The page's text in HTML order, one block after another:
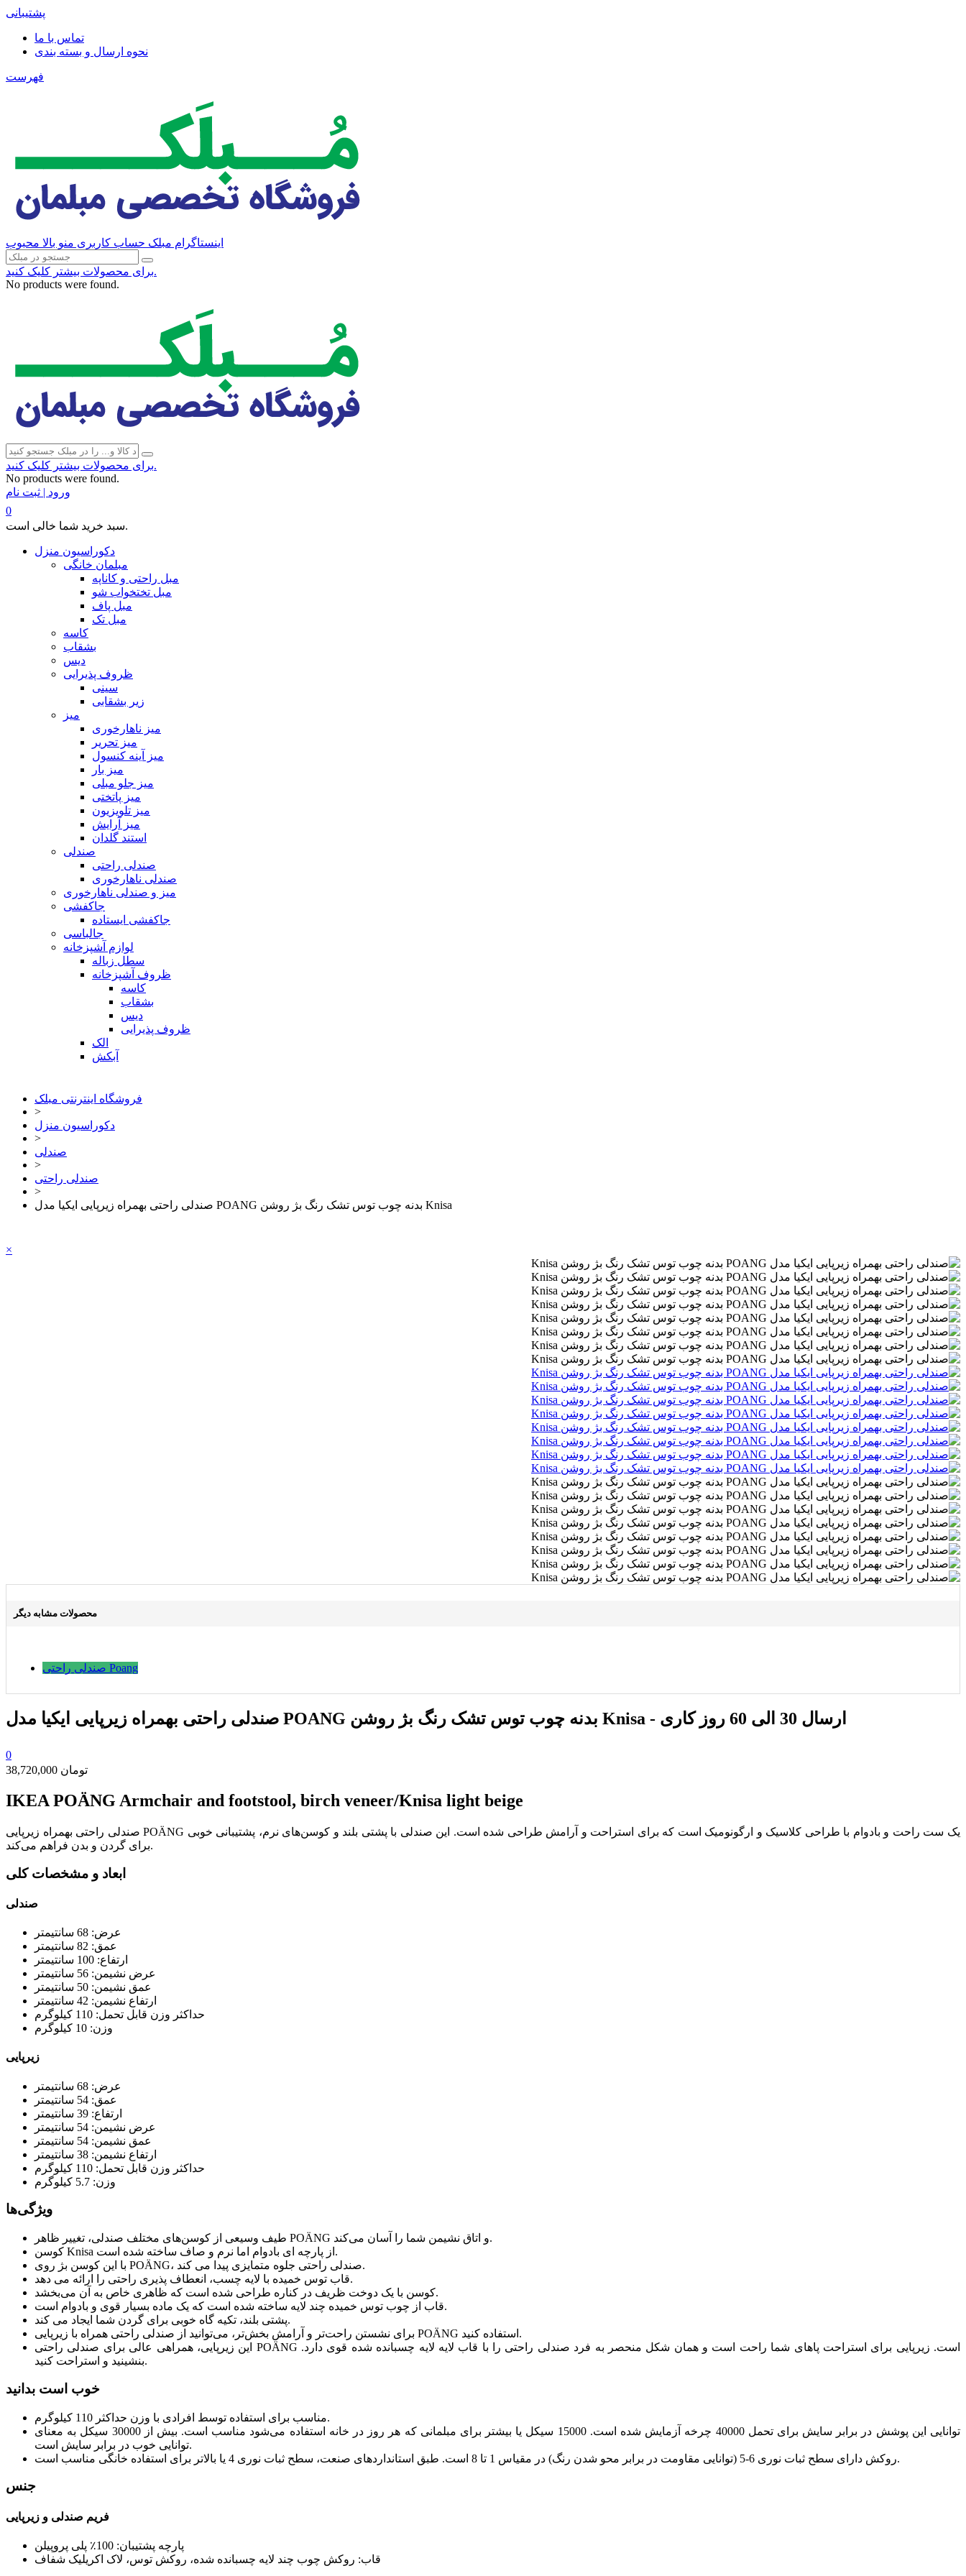
پشتیبانی
تماس با ما
نحوه ارسال و بسته بندی
فهرست
اینستاگرام مبلک حساب کاربری منو بالا محبوب
برای محصولات بیشتر کلیک کنید.
No products were found.
برای محصولات بیشتر کلیک کنید.
No products were found.
ورود | ثبت نام
0
سبد خرید شما خالی است.
دکوراسیون منزل
مبلمان خانگی
مبل راحتی و کاناپه
مبل تختخواب شو
مبل پاف
مبل تک
کاسه
بشقاب
دیس
ظروف پذیرایی
سینی
زیر بشقابی
میز
میز ناهارخوری
میز تحریر
میز آینه کنسول
میز بار
میز جلو مبلی
میز پاتختی
میز تلویزیون
میز آرایش
استند گلدان
صندلی
صندلی راحتی
صندلی ناهارخوری
میز و صندلی ناهارخوری
جاکفشی
جاکفشی ایستاده
جالباسی
لوازم آشپزخانه
سطل زباله
ظروف آشپزخانه
کاسه
بشقاب
دیس
ظروف پذیرایی
الک
آبکش
فروشگاه اینترنتی مبلک
>
دکوراسیون منزل
>
صندلی
>
صندلی راحتی
>
صندلی راحتی بهمراه زیرپایی ایکیا مدل POANG بدنه چوب توس تشک رنگ بژ روشن Knisa
×
محصولات مشابه دیگر
صندلی راحتی Poang
صندلی راحتی بهمراه زیرپایی ایکیا مدل POANG بدنه چوب توس تشک رنگ بژ روشن Knisa - ارسال 30 الی 60 روز کاری
0
38,720,000 تومان
IKEA POÄNG Armchair and footstool, birch veneer/Knisa light beige
صندلی راحتی بهمراه زیرپایی POÄNG یک ست راحت و بادوام با طراحی کلاسیک و ارگونومیک است که برای استراحت و آرامش طراحی شده است. این صندلی با پشتی بلند و کوسن‌های نرم، پشتیبانی خوبی
برای گردن و بدن فراهم می‌کند.
ابعاد و مشخصات کلی
صندلی
عرض: 68 سانتیمتر
عمق: 82 سانتیمتر
ارتفاع: 100 سانتیمتر
عرض نشیمن: 56 سانتیمتر
عمق نشیمن: 50 سانتیمتر
ارتفاع نشیمن: 42 سانتیمتر
حداکثر وزن قابل تحمل: 110 کیلوگرم
وزن: 10 کیلوگرم
زیرپایی
عرض: 68 سانتیمتر
عمق: 54 سانتیمتر
ارتفاع: 39 سانتیمتر
عرض نشیمن: 54 سانتیمتر
عمق نشیمن: 54 سانتیمتر
ارتفاع نشیمن: 38 سانتیمتر
حداکثر وزن قابل تحمل: 110 کیلوگرم
وزن: 5.7 کیلوگرم
ویژگی‌ها
طیف وسیعی از کوسن‌های مختلف صندلی، تغییر ظاهر POÄNG و اتاق نشیمن شما را آسان می‌کند.
کوسن Knisa از پارچه ای بادوام اما نرم و صاف ساخته شده است.
با این کوسن بژ روی POÄNG، صندلی راحتی جلوه متمایزی پیدا می کند.
قاب توس خمیده با لایه چسب، انعطاف پذیری راحتی را ارائه می دهد.
کوسن با یک دوخت ظریف در کناره طراحی شده است که ظاهری خاص به آن می‌بخشد.
قاب از چوب توس خمیده چند لایه ساخته شده است که یک ماده بسیار قوی و بادوام است.
پشتی بلند، تکیه گاه خوبی برای گردن شما ایجاد می کند.
برای نشستن راحت‌تر و آرامش بخش‌تر، می‌توانید از صندلی راحتی همراه با زیرپایی POÄNG استفاده کنید.
این زیرپایی، همراهی عالی برای صندلی راحتی POÄNG است. زیرپایی برای استراحت پاهای شما راحت است و همان شکل منحصر به فرد صندلی راحتی را با قاب لایه لایه چسبانده شده قوی دارد.
بنشینید و استراحت کنید.
خوب است بدانید
مناسب برای استفاده توسط افرادی با وزن حداکثر 110 کیلوگرم.
توانایی این پوشش در برابر سایش برای تحمل 40000 چرخه آزمایش شده است. 15000 سیکل یا بیشتر برای مبلمانی که هر روز در خانه استفاده می‌شود مناسب است. بیش از 30000 سیکل به معنای
توانایی خوب در برابر سایش است.
روکش دارای سطح ثبات نوری 6-5 (توانایی مقاومت در برابر محو شدن رنگ) در مقیاس 1 تا 8 است. طبق استانداردهای صنعت، سطح ثبات نوری 4 یا بالاتر برای استفاده خانگی مناسب است.
جنس
فریم صندلی و زیرپایی
پارچه پشتیبان: 100٪ پلی پروپیلن
قاب: روکش چوب چند لایه چسبانده شده، روکش توس، لاک اکریلیک شفاف